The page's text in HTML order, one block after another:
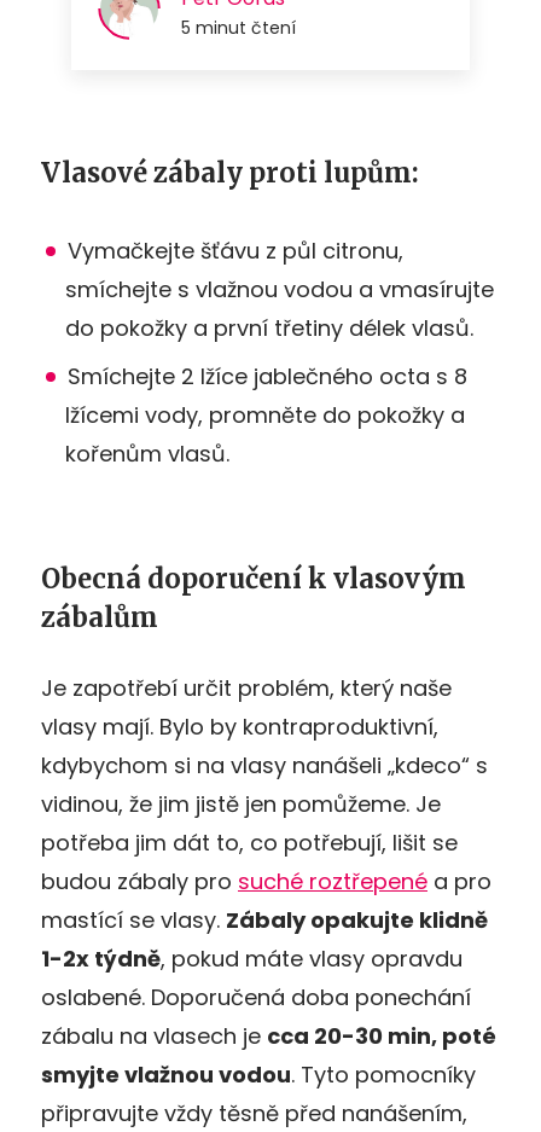
Vlasové zábaly proti lupům:
Vymačkejte šťávu z půl citronu,
smíchejte s vlažnou vodou a vmasírujte
do pokožky a první třetiny délek vlasů.
Smíchejte 2 lžíce jablečného octa s 8
lžícemi vody, promněte do pokožky a
kořenům vlasů.
Obecná doporučení k vlasovým
zábalům
Je zapotřebí určit problém, který naše
vlasy mají. Bylo by kontraproduktivní,
kdybychom si na vlasy nanášeli „kdeco“ s
vidinou, že jim jistě jen pomůžeme. Je
potřeba jim dát to, co potřebují, lišit se
budou zábaly pro suché roztřepené a pro
mastící se vlasy. Zábaly opakujte klidně
1-2x týdně, pokud máte vlasy opravdu
oslabené. Doporučená doba ponechání
zábalu na vlasech je cca 20-30 min, poté
smyjte vlažnou vodou. Tyto pomocníky
připravujte vždy těsně před nanášením,